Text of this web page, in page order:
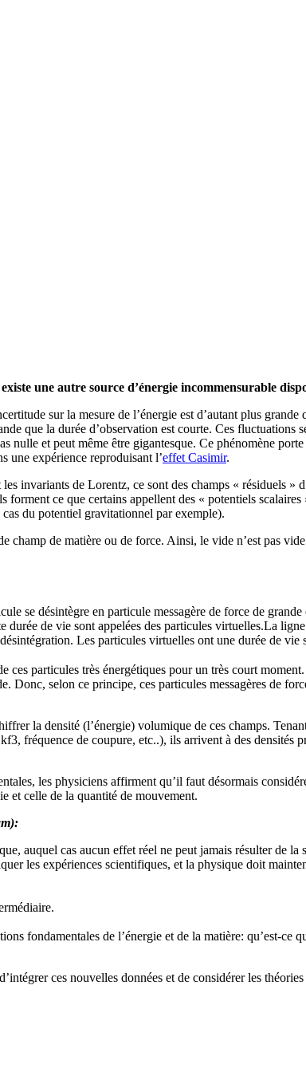
une autre source d’énergie incommensurable
sur la mesure de l’énergie est d’autant plus
que la durée d’observation est courte. Ces
nulle et peut même être gigantesque. Ce phénomène
une expérience reproduisant l’effet Casimir.
invariants de Lorentz, ce sont des champs « résiduels
forment ce que certains appellent des « potentiels
du potentiel gravitationnel par exemple).
champ de matière ou de force. Ainsi, le vide n’est pas
se désintègre en particule messagère de force de
de vie sont appelées des particules virtuelles.La
Les particules virtuelles ont une durée de vie
ces particules très énergétiques pour un très court
Donc, selon ce principe, ces particules messagères de
la densité (l’énergie) volumique de ces champs.
fréquence de coupure, etc..), ils arrivent à des densités
les physiciens affirment qu’il faut désormais
et celle de la quantité de mouvement.
auquel cas aucun effet réel ne peut jamais résulter de
les expériences scientifiques, et la physique doit
fondamentales de l’énergie et de la matière: qu’est-
ces nouvelles données et de considérer les